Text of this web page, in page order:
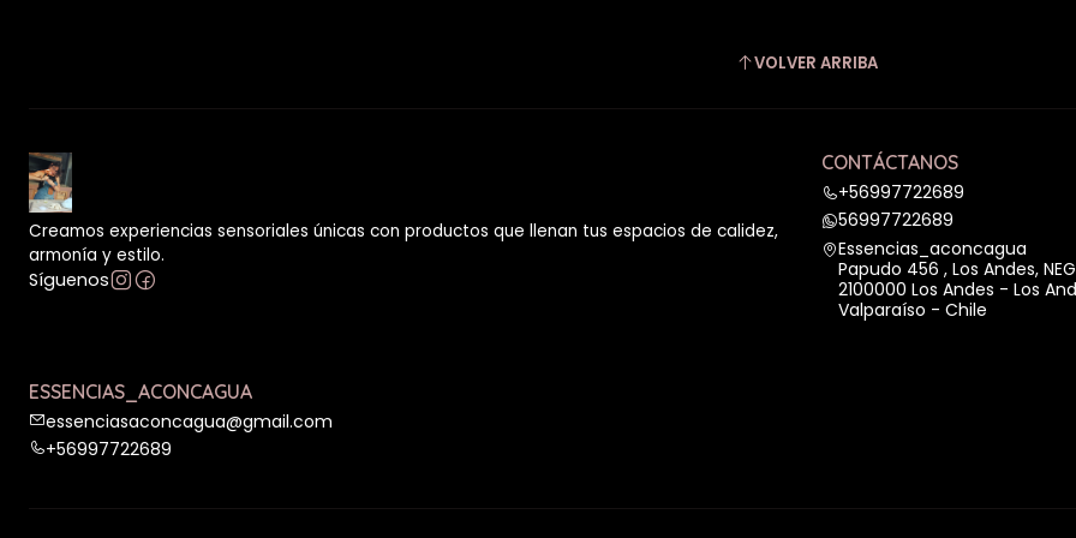
VOLVER ARRIBA
Creamos experiencias sensoriales únicas con productos que llenan tus espacios de calidez,
armonía y estilo.
Síguenos
CONTÁCTANOS
+56997722689
56997722689
Essencias_aconcagua
Papudo 456 , Los Andes,
2100000 Los Andes - Los
Valparaíso - Chile
ESSENCIAS_ACONCAGUA
essenciasaconcagua@gmail.com
+56997722689